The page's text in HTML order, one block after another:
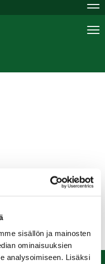
sisällön ja mainosten
ominaisuuksien
analysoimiseen. Lisäksi